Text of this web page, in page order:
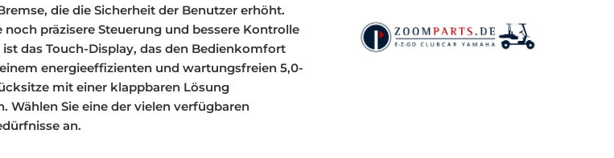
die die Sicherheit der Benutzer erhöht.
präzisere Steuerung und bessere Kontrolle
das Touch-Display, das den Bedienkomfort
energieeffizienten und wartungsfreien 5,0-
mit einer klappbaren Lösung
Sie eine der vielen verfügbaren
an.